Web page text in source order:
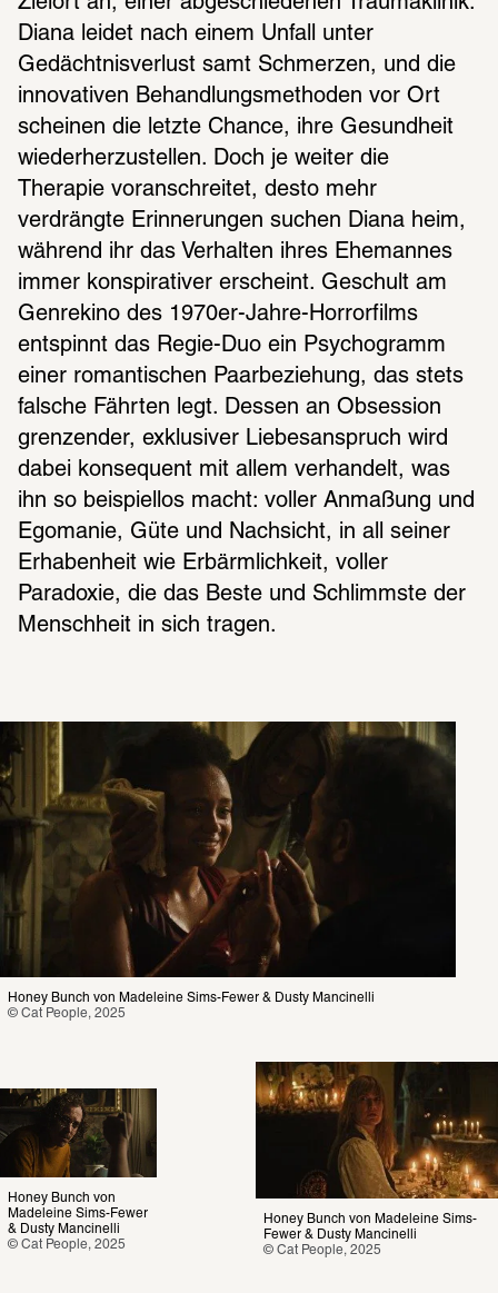
Diana leidet nach einem Unfall unter
Gedächtnisverlust samt Schmerzen, und die
innovativen Behandlungsmethoden vor Ort
scheinen die letzte Chance, ihre Gesundheit
wiederherzustellen. Doch je weiter die
Therapie voranschreitet, desto mehr
verdrängte Erinnerungen suchen Diana heim,
während ihr das Verhalten ihres Ehemannes
immer konspirativer erscheint. Geschult am
Genrekino des 1970er-Jahre-Horrorfilms
entspinnt das Regie-Duo ein Psychogramm
einer romantischen Paarbeziehung, das stets
falsche Fährten legt. Dessen an Obsession
grenzender, exklusiver Liebesanspruch wird
dabei konsequent mit allem verhandelt, was
ihn so beispiellos macht: voller Anmaßung und
Egomanie, Güte und Nachsicht, in all seiner
Erhabenheit wie Erbärmlichkeit, voller
Paradoxie, die das Beste und Schlimmste der
Menschheit in sich tragen.
Honey Bunch von Madeleine Sims-Fewer & Dusty Mancinelli
© Cat People, 2025
Honey Bunch von
Madeleine Sims-Fewer
& Dusty Mancinelli
© Cat People, 2025
Honey Bunch von Madeleine Sims-
Fewer & Dusty Mancinelli
© Cat People, 2025